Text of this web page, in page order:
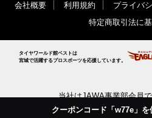
クーポンコード「w77e」を
会社概要 利用規約 プライバ
特定商取引法に
タイヤワールド館ベストは
宮城で活躍するプロスポーツを応援しています。
当社はJAWA事業部会員